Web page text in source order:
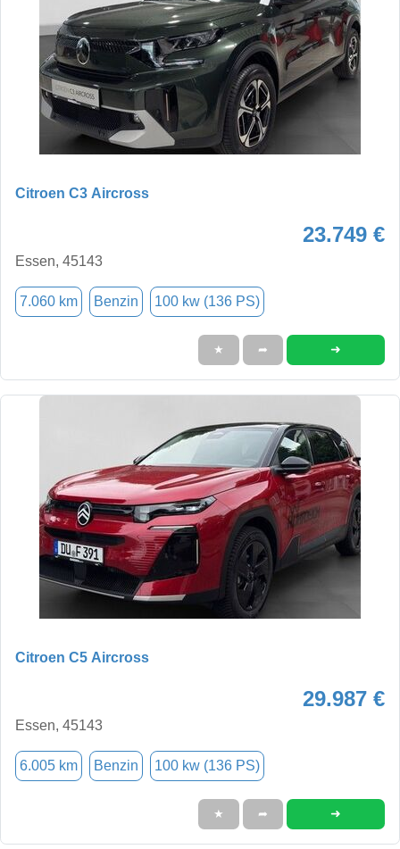
Citroen C3 Aircross
23.749 €
Essen, 45143
7.060 km Benzin 100 kw (136 PS)
★ ➦ ➜
Citroen C5 Aircross
29.987 €
Essen, 45143
6.005 km Benzin 100 kw (136 PS)
★ ➦ ➜